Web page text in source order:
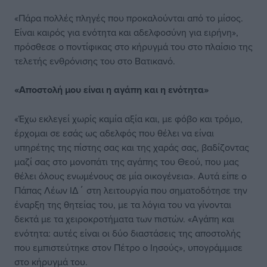
«Πάρα πολλές πληγές που προκαλούνται από το μίσος.
Είναι καιρός για ενότητα και αδελφοσύνη για ειρήνη»,
πρόσθεσε ο ποντίφικας στο κήρυγμά του στο πλαίσιο της
τελετής ενθρόνισης του στο Βατικανό.
«Αποστολή μου είναι η αγάπη και η ενότητα»
«Έχω εκλεγεί χωρίς καμία αξία και, με φόβο και τρόμο,
έρχομαι σε εσάς ως αδελφός που θέλει να είναι
υπηρέτης της πίστης σας και της χαράς σας, βαδίζοντας
μαζί σας στο μονοπάτι της αγάπης του Θεού, που μας
θέλει όλους ενωμένους σε μία οικογένεια». Αυτά είπε ο
Πάπας Λέων ΙΔ΄ στη λειτουργία που σηματοδότησε την
έναρξη της θητείας του, με τα λόγια του να γίνονται
δεκτά με τα χειροκροτήματα των πιστών. «Αγάπη και
ενότητα: αυτές είναι οι δύο διαστάσεις της αποστολής
που εμπιστεύτηκε στον Πέτρο ο Ιησούς», υπογράμμισε
στο κήρυγμά του.